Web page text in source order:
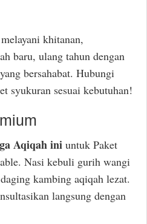
khitanan,
baru, ulang tahun dengan
yang bersahabat. Hubungi
syukuran sesuai kebutuhan!
Aqiqah ini untuk Paket
Nasi kebuli gurih wangi
kambing aqiqah lezat.
langsung dengan